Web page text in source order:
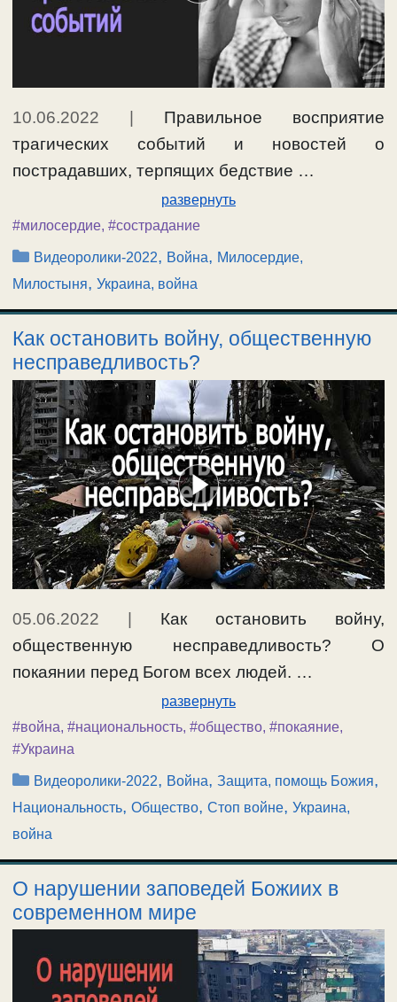
10.06.2022
Правильное восприятие
трагических событий и новостей о
пострадавших, терпящих бедствие …
развернуть
#милосердие, #сострадание
Рубрики
Видеоролики-2022, Война, Милосердие,
Милостыня, Украина, война
Как остановить войну, общественную
несправедливость?
05.06.2022 | Как остановить войну,
общественную несправедливость? О
покаянии перед Богом всех людей. …
развернуть
#война, #национальность, #общество, #покаяние,
#Украина
Рубрики
Видеоролики-2022, Война,Защита, помощь Божия,
Национальность, Общество, Стоп войне, Украина,
война
О нарушении заповедей Божиих в
современном мире